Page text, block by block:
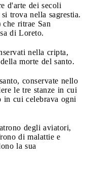
d'arte dei secoli
trova nella sagrestia.
ritrae San
di Loreto.
nella cripta,
morte del santo.
conservate nello
le tre stanze in cui
in cui celebrava ogni
degli aviatori,
di malattie e
la sua